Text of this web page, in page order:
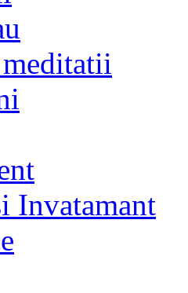
Invatamant